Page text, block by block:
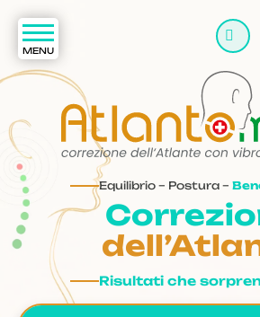
Equilibrio – Postura –
Risultati che
Cerca